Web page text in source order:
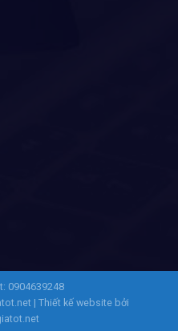
0904639248
| Thiết kế website bởi